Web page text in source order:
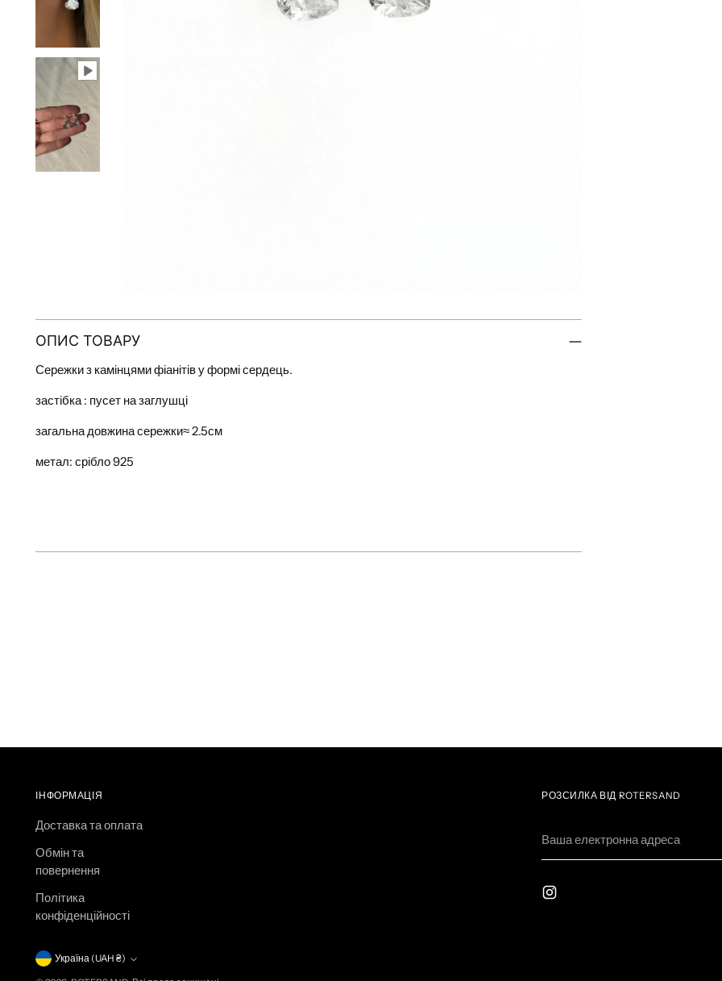
ОПИС ТОВАРУ
Сережки з камінцями фіанітів у формі сердець.
застібка : пусет на заглушці
загальна довжина сережки≈ 2.5см
метал: срібло 925
ІНФОРМАЦІЯ
Доставка та оплата
Обмін та
повернення
Політика
конфіденційності
РОЗСИЛКА ВІД ROTERSAND
електронна
адреса
Валюта Україна (UAH ₴)